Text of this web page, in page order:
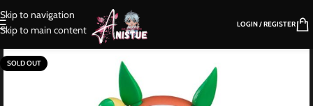
Skip to navigation
Skip to main content
LOGIN / REGISTER
SOLD OUT